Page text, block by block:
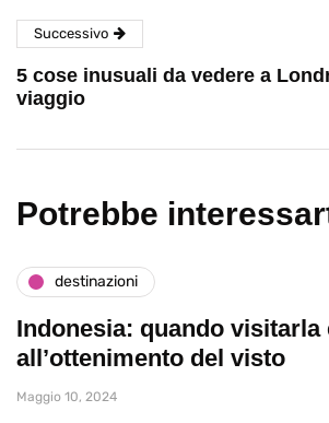
Successivo
5 cose inusuali da vedere a
viaggio
Potrebbe
destinazioni
Indonesia: quando visitarla
all’ottenimento del visto
Maggio 10, 2024